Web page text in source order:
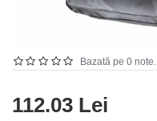
Bazată pe 0 note.
112.03 Lei